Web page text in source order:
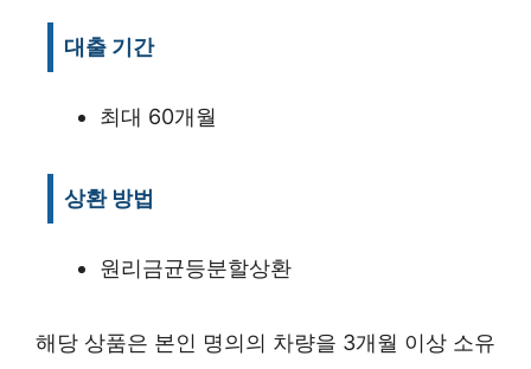
대출 기간
최대 60개월
상환 방법
원리금균등분할상환
해당 상품은 본인 명의의 차량을 3개월 이상 소유